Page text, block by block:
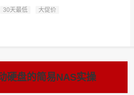
30天最低 大促价
硬盘的简易NAS实操